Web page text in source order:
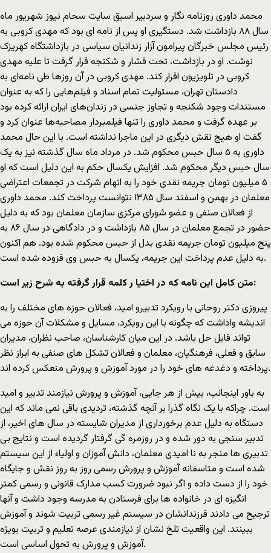
محمد داوری روزنامه نگار و سردبیر اسبق سایت سحام نیوز شهریور ماه
سال ۸۸ بازداشت شد. دستگیری او پس از نامه ای بود که مهدی کروبی به
رئیس مجلس خبرگان پیرامون آزار زندانیان سیاسی در بازداشتگاه کهریزک
نوشت. او در بازداشت، تحت فشار و شکنجه قرار گرفت تا علیه مهدی
کروبی در تلویزیون اقرار کند. مهدی کروبی در آن روزها طی نامه‌ای به
دادستان تهران، مسئولیت تمام اسناد و فیلم‌هایی را که به عنوان
مستندات وجود شکنجه و تجاوز جنسی در زندان‌های ایران ارائه کرده بود
بر عهده گرفت و محمد داوری را تنها فیلمبردار مصاحبه‌ها عنوان کرد و
گفت او هیج نقش دیگری در این ماجرا نداشته است. با این حال محمد
داوری به ۵ سال حبس محکوم شد. در مرداد ماه سال گذشته نیز به یک
سال حبس دیگر محکوم شد. افزایش یکسال حکم به این دلیل است که او
۵ میلیون تومان جریمه نقدی خود را به اتهام شرکت در تجمعات اعتراضی
معلمان در بهمن و اسفند سال ۱۳۸۵ نتوانست پرداخت کند. محمد داوری
از فعالان صنفی و عضو شورای مرکزی سازمان معلمان بود که به دلیل
حضور در تجمع معلمان در سال ۸۵ بازداشت و در دادگاهی در سال ۸۶ به
پنج میلیون تومان جریمه نقدی بدل از حبس محکوم شده بود. هم اکنون
به دلیل عدم پرداخت این جریمه، یکسال به حبس وی فزوده شده است.
متن کامل این نامه که در اختیا ر کلمه قرار گرفته به شرح زیر است:
پیروزی دکتر روحانی با رویکرد تدبیرو امید، فعالان حوزه های مختلف را به
اندیشه واداشت که چگونه با این رویکرد، مسایل و مشکلات آن حوزه می
تواند قابل حل باشد. در این میان کارشناسان، صاحب نظران، مدیران
سابق و فعلی، فرهنگیان، معلمان و فعالان تشکل های صنفی به ابراز نظر
پرداخته و دغدغه های خود را در مورد آموزش و پرورش منعکس کرده اند.
به باور اینجانب، بیش از هر جایی، آموزش و پرورش نیازمند تدبیر و امید
است. چراکه با یک نگاه گذرا بر آنچه گذشته، تردیدی باقی نمی ماند که این
دستگاه به دلیل عدم برخورداری از مدیران شایسته در سال های اخیر، از
تدبیر سنجی به دور شده و در روزمره گی گرفتار گردیده است و نتایج بی
تدبیری ها منجر به نا امیدی معلمان، دانش آموزان و اولیاء از این سیستم
شده است و متاسفانه آموزش و پرورش رسمی روز به روز نقش و جایگاه
خود را از دست داده و اگر نبود ضرورت کسب مدارک قانونی و رسمی کمتر
انگیزه ای در خانواده ها برای فرستادن به مدرسه وجود داشت و آنها
ترجیح می دادند فرزندانشان در سیستم غیر رسمی تربیت شوند و آموزش
ببینند. این واقعیت تلخ نشان از نیازمندی عرصه تعلیم و تربیت بویژه
آموزش و پرورش به تحول اساسی است.